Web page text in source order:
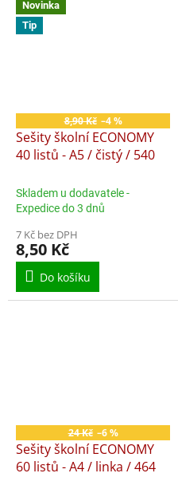
Novinka
Tip
8,90 Kč –4 %
Sešity školní ECONOMY
40 listů - A5 / čistý / 540
Skladem u dodavatele -
Expedice do 3 dnů
7 Kč bez DPH
8,50 Kč
Do košíku
24 Kč –6 %
Sešity školní ECONOMY
60 listů - A4 / linka / 464